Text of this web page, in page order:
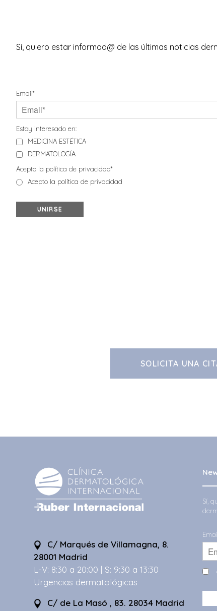
Sí, quiero estar informad@ de las últimas noticias
Email*
Estoy interesado en:
MEDICINA ESTÉTICA
DERMATOLOGÍA
Acepto la política de privacidad*
Acepto la política de privacidad
UNIRSE
SOLICITA UNA
C/ Marqués de Villamagna, 8.
28001 Madrid
L-V: 8:30 a 20:00 | S: 9:30 a 13:30
Urgencias dermatológicas
C/ de La Masó , 83. 28034 Madrid
Sí,